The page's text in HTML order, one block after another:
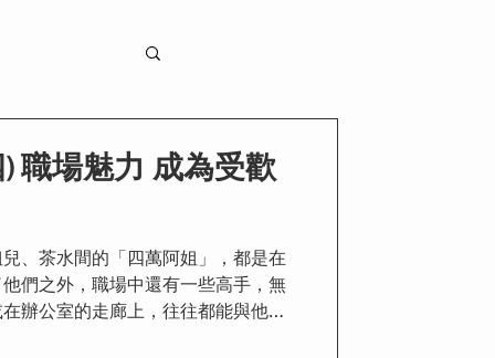
職場魅力 成為受歡
、茶水間的「四萬阿姐」，都是在
們之外，職場中還有一些高手，無
辦公室的走廊上，往往都能與他人